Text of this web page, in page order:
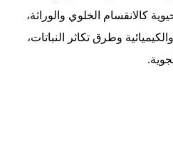
كالانقسام الخلوي والوراثة،
وطرق تكاثر النباتات،